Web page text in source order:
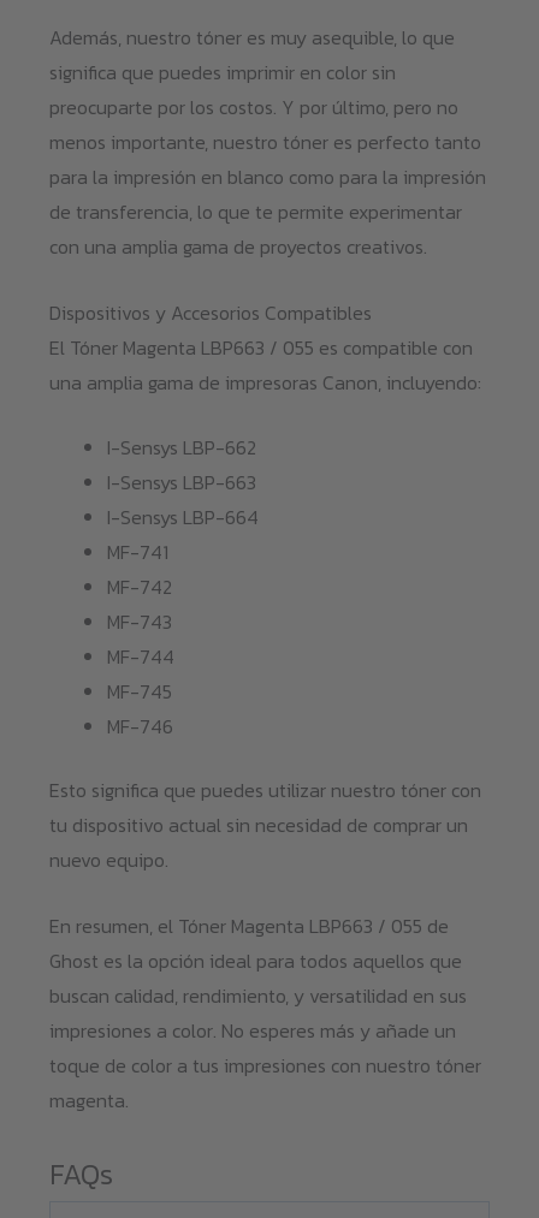
Además, nuestro tóner es muy asequible, lo que
significa que puedes imprimir en color sin
preocuparte por los costos. Y por último, pero no
menos importante, nuestro tóner es perfecto tanto
para la impresión en blanco como para la impresión
de transferencia, lo que te permite experimentar
con una amplia gama de proyectos creativos.
Dispositivos y Accesorios Compatibles
El Tóner Magenta LBP663 / 055 es compatible con
una amplia gama de impresoras Canon, incluyendo:
I-Sensys LBP-662
I-Sensys LBP-663
I-Sensys LBP-664
MF-741
MF-742
MF-743
MF-744
MF-745
MF-746
Esto significa que puedes utilizar nuestro tóner con
tu dispositivo actual sin necesidad de comprar un
nuevo equipo.
En resumen, el Tóner Magenta LBP663 / 055 de
Ghost es la opción ideal para todos aquellos que
buscan calidad, rendimiento, y versatilidad en sus
impresiones a color. No esperes más y añade un
toque de color a tus impresiones con nuestro tóner
magenta.
FAQs